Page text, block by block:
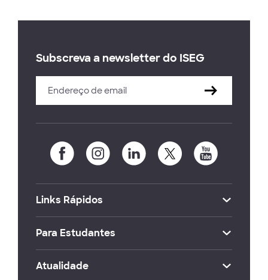
Subscreva a newsletter do ISEG
Links Rápidos
Para Estudantes
Atualidade